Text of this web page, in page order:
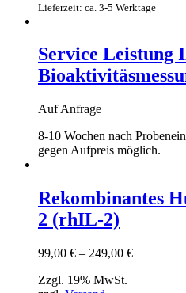
Lieferzeit: ca. 3-5 Werktage
Service Leistung
Auf Anfrage
8-10 Wochen nach
gegen Aufpreis möglich.
Rekombinantes
2 (rhIL-2)
99,00 € – 249,00 €
Zzgl. 19% MwSt.